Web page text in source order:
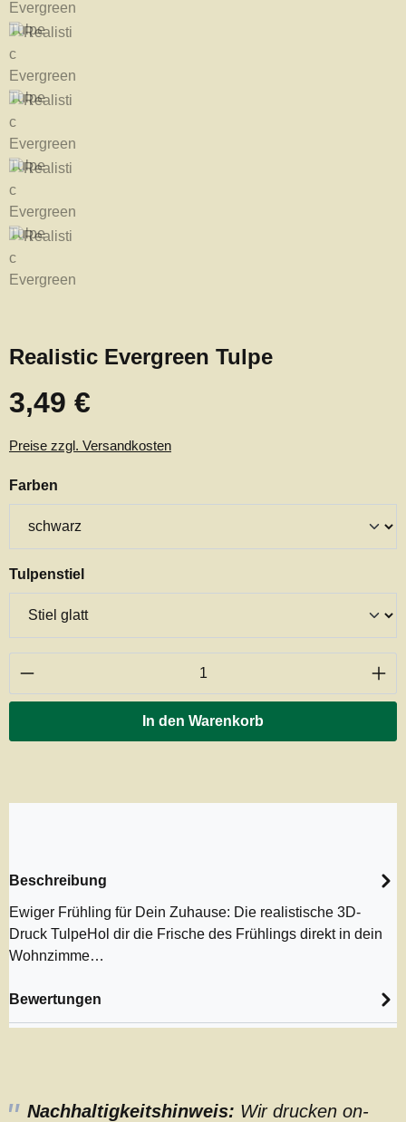
Realistic Evergreen Tulpe
Regulärer Preis:
3,49 €
Preise zzgl. Versandkosten
Farben
Tulpenstielauswählen
Produkt Anzahl: Gib den gewünschten
In den Warenkorb
Beschreibung
Ewiger Frühling für Dein Zuhause: Die realistische 3D-
Druck TulpeHol dir die Frische des Frühlings direkt in dein
Wohnzimme…
Bewertungen
Nachhaltigkeitshinweis: Wir drucken on-